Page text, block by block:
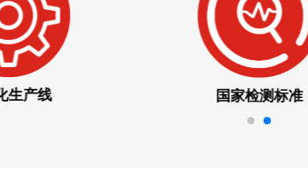
术研发 现代化生产线